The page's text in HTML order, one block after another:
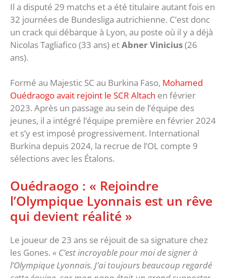
Il a disputé 29 matchs et a été titulaire autant fois en
32 journées de Bundesliga autrichienne. C’est donc
un crack qui débarque à Lyon, au poste où il y a déjà
Nicolas Tagliafico (33 ans) etAbner Vinicius(26
ans).
Formé au Majestic SC au Burkina Faso, Mohamed
Ouédraogo avait rejoint le SCR Altach en février
2023. Après un passage au sein de l’équipe des
jeunes, il a intégré l’équipe première en février 2024
et s’y est imposé progressivement. International
Burkina depuis 2024, la recrue de l’OL compte 9
sélections avec les Étalons.
Ouédraogo : « Rejoindre
l’Olympique Lyonnais est un rêve
qui devient réalité »
Le joueur de 23 ans se réjouit de sa signature chez
les Gones. « C’est incroyable pour moi de signer à
l’Olympique Lyonnais. J’ai toujours beaucoup regardé